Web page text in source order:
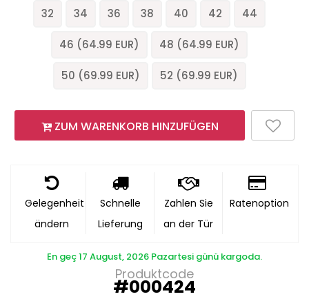
32 34 36 38 40 42 44
46 (64.99 EUR) 48 (64.99 EUR)
50 (69.99 EUR) 52 (69.99 EUR)
ZUM WARENKORB HINZUFÜGEN
Gelegenheit
ändern
Schnelle
Lieferung
Zahlen Sie
an der Tür
Ratenoption
En geç 17 August, 2026 Pazartesi günü kargoda.
Produktcode
#000424